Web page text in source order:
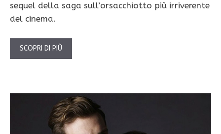
sequel della saga sull’orsacchiotto più irriverente
del cinema.
SCOPRI DI PIÙ